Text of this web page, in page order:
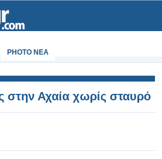
PHOTO NEA
Αχαία χωρίς σταυρό